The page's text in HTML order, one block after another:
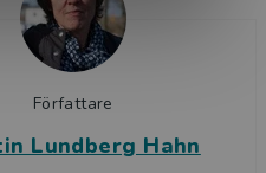
Författare
Lundberg Hahn